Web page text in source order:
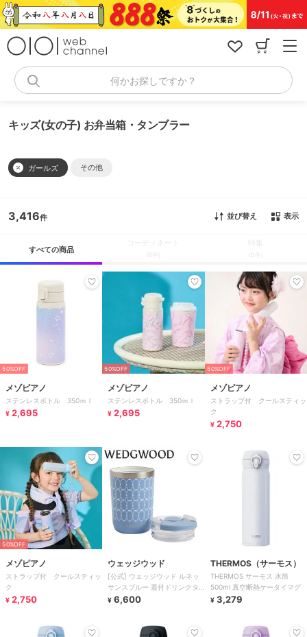
コ
ン
何かお探しですか？
キッズ(女の子) お弁当箱・タンブラー
ガールズ その他
3,416 並び替え 表示
すべての商品
(0件) (0件)
50%OFF
メゾピアノ
ステンレスボトル 350ｍｌ
¥ 2,695
50%OFF
メゾピアノ
ステンレスボトル 350ｍｌ
¥ 2,695
50%OFF
メゾピアノ
ストラップ付 クールスティッ
ク
¥ 2,750
50%OFF
メゾピアノ
ストラップ付 クールスティッ
ク
¥ 2,750
ウェッジウッド
[公式] ウェッジウッド ルネッ
サンスブルー 蓋付ドリンクタ
ンブラー
¥ 6,600
THERMOS（サーモス）
THERMOS サーモス 水筒
500ml 真空断熱ケータイマグ
¥ 3,279